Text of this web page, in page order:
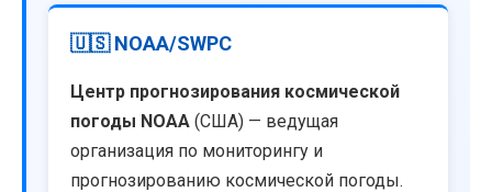
🇺🇸 NOAA/SWPC
Центр прогнозирования космической
погоды NOAA (США) — ведущая
организация по мониторингу и
прогнозированию космической погоды.